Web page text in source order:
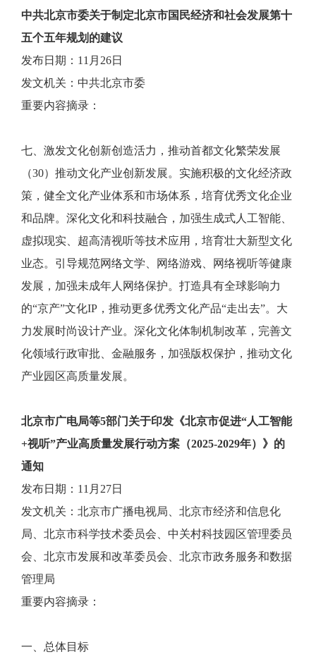
中共北京市委关于制定北京市国民经济和社会发展第十
五个五年规划的建议
发布日期：11月26日
发文机关：中共北京市委
重要内容摘录：
七、激发文化创新创造活力，推动首都文化繁荣发展
（30）推动文化产业创新发展。实施积极的文化经济政
策，健全文化产业体系和市场体系，培育优秀文化企业
和品牌。深化文化和科技融合，加强生成式人工智能、
虚拟现实、超高清视听等技术应用，培育壮大新型文化
业态。引导规范网络文学、网络游戏、网络视听等健康
发展，加强未成年人网络保护。打造具有全球影响力
的“京产”文化IP，推动更多优秀文化产品“走出去”。大
力发展时尚设计产业。深化文化体制机制改革，完善文
化领域行政审批、金融服务，加强版权保护，推动文化
产业园区高质量发展。
北京市广电局等5部门关于印发《北京市促进“人工智能
+视听”产业高质量发展行动方案（2025-2029年）》的
通知
发布日期：11月27日
发文机关：北京市广播电视局、北京市经济和信息化
局、北京市科学技术委员会、中关村科技园区管理委员
会、北京市发展和改革委员会、北京市政务服务和数据
管理局
重要内容摘录：
一、总体目标